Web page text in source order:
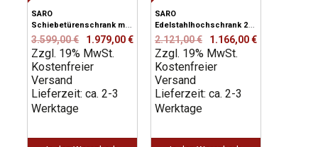
SARO
Schiebetürenschrank mit
4 SchubladenAufkantung,
2000X700mm
3.599,00€Ursprünglicher
Preis
war:
1.979,00€
Aktueller
Preis
ist:
Zzgl. 19% MwSt.
Kostenfreier
Versand
Lieferzeit: ca. 2-3
Werktage
SARO
Edelstahlhochschrank 2
Schiebetüren, Breite
1000mm
2.121,00€Ursprünglicher
Preis
war:
1.166,00€
Aktueller
Preis
ist:
Zzgl. 19% MwSt.
Kostenfreier
Versand
Lieferzeit: ca. 2-3
Werktage